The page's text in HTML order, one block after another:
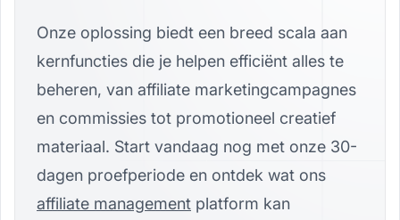
Onze oplossing biedt een breed scala aan
kernfuncties die je helpen efficiënt alles te
beheren, van affiliate marketingcampagnes
en commissies tot promotioneel creatief
materiaal. Start vandaag nog met onze 30-
dagen proefperiode en ontdek wat ons
affiliate management platform kan